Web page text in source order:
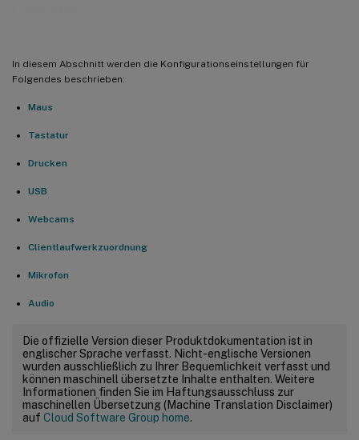
In diesem Abschnitt werden die Konfigurationseinstellungen für
Folgendes beschrieben:
Maus
Tastatur
Drucken
USB
Webcams
Clientlaufwerkzuordnung
Mikrofon
Audio
Die offizielle Version dieser Produktdokumentation ist in
englischer Sprache verfasst. Nicht-englische Versionen
wurden ausschließlich zu Ihrer Bequemlichkeit verfasst und
können maschinell übersetzte Inhalte enthalten. Weitere
Informationen finden Sie im Haftungsausschluss zur
maschinellen Übersetzung (Machine Translation Disclaimer)
auf Cloud Software Group home.